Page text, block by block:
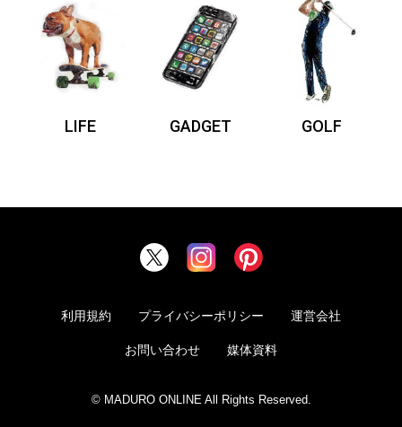
LIFE GADGET GOLF
利用規約 プライバシーポリシー 運営会社
お問い合わせ 媒体資料
© MADURO ONLINE All Rights Reserved.